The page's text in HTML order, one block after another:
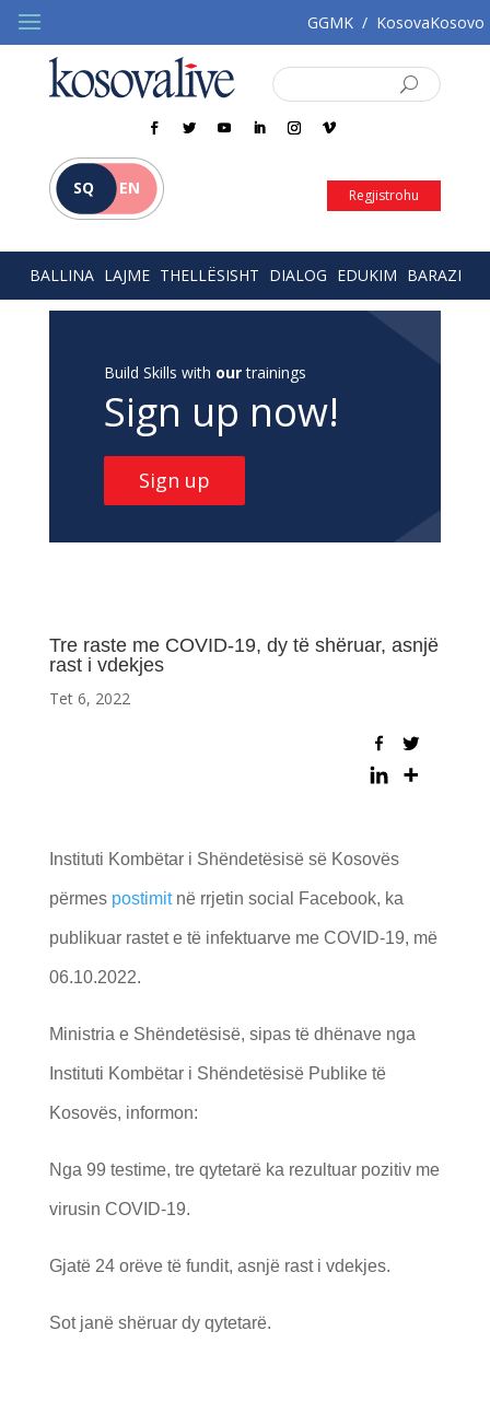
GGMK / KosovaKosovo
SQ EN Regjistrohu
BALLINA LAJME THELLËSISHT DIALOG EDUKIM BARAZI
Build Skills with ourtrainings
Sign up now!
Sign up
Tre raste me COVID-19, dy të shëruar, asnjë
rast i vdekjes
Tet 6, 2022
Instituti Kombëtar i Shëndetësisë së Kosovës
përmes postimitnë rrjetin social Facebook, ka
publikuar rastet e të infektuarve me COVID-19, më
06.10.2022.
Ministria e Shëndetësisë, sipas të dhënave nga
Instituti Kombëtar i Shëndetësisë Publike të
Kosovës, informon:
Nga 99 testime, tre qytetarë ka rezultuar pozitiv me
virusin COVID-19.
Gjatë 24 orëve të fundit, asnjë rast i vdekjes.
Sot janë shëruar dy qytetarë.